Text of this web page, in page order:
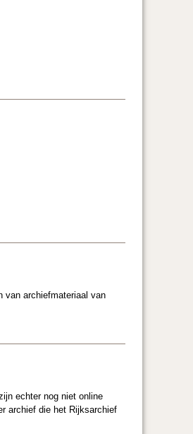
van archiefmateriaal van
echter nog niet online
archief die het Rijksarchief